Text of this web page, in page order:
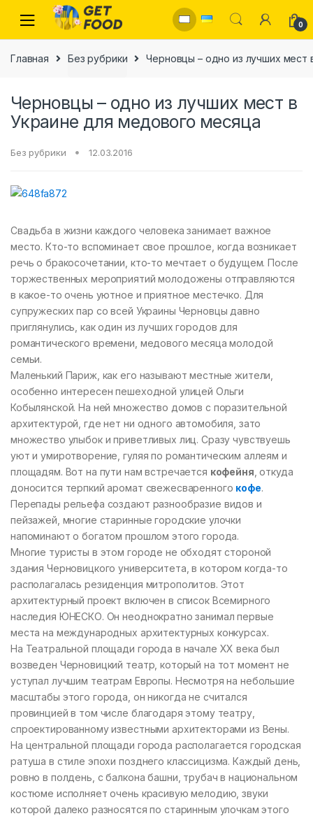
Skip to navigation
Skip to content
0
Главная Без рубрики Черновцы – одно из лучших мест
Черновцы – одно из лучших мест в
Украине для медового месяца
Без рубрики 12.03.2016
Свадьба в жизни каждого человека занимает важное
место. Кто-то вспоминает свое прошлое, когда возникает
речь о бракосочетании, кто-то мечтает о будущем. После
торжественных мероприятий молодожены отправляются
в какое-то очень уютное и приятное местечко. Для
супружеских пар со всей Украины Черновцы давно
приглянулись, как один из лучших городов для
романтического времени, медового месяца молодой
семьи.
Маленький Париж, как его называют местные жители,
особенно интересен пешеходной улицей Ольги
Кобылянской. На ней множество домов с поразительной
архитектурой, где нет ни одного автомобиля, зато
множество улыбок и приветливых лиц. Сразу чувствуешь
уют и умиротворение, гуляя по романтическим аллеям и
площадям. Вот на пути нам встречается кофейня , откуда
доносится терпкий аромат свежесваренного кофе.
Перепады рельефа создают разнообразие видов и
пейзажей, многие старинные городские улочки
напоминают о богатом прошлом этого города.
Многие туристы в этом городе не обходят стороной
здания Черновицкого университета, в котором когда-то
располагалась резиденция митрополитов. Этот
архитектурный проект включен в список Всемирного
наследия ЮНЕСКО. Он неоднократно занимал первые
места на международных архитектурных конкурсах.
На Театральной площади города в начале XX века был
возведен Черновицкий театр, который на тот момент не
уступал лучшим театрам Европы. Несмотря на небольшие
масштабы этого города, он никогда не считался
провинцией в том числе благодаря этому театру,
спроектированному известными архитекторами из Вены.
На центральной площади города располагается городская
ратуша в стиле эпохи позднего классицизма. Каждый день,
ровно в полдень, с балкона башни, трубач в национальном
костюме исполняет очень красивую мелодию, звуки
которой далеко разносятся по старинным улочкам этого